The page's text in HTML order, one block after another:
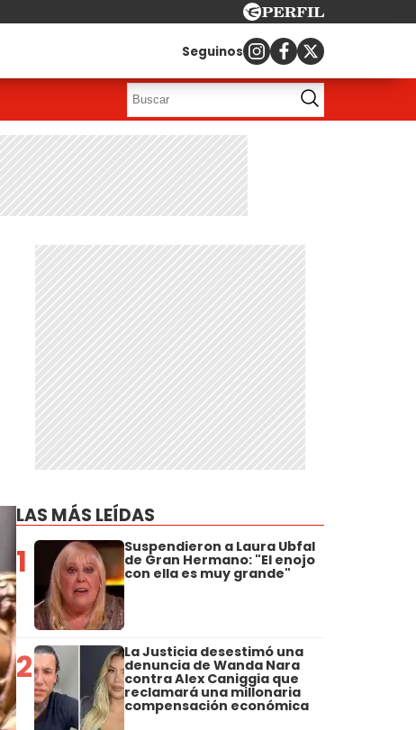
Seguinos
LAS MÁS LEÍDAS
1 Suspendieron a Laura Ubfal
de Gran Hermano: "El enojo
con ella es muy grande"
2 La Justicia desestimó una
denuncia de Wanda Nara
contra Alex Caniggia que
reclamará una millonaria
compensación económica